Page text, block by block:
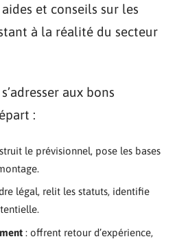
et conseils sur les
à la réalité du secteur
aux bons
:
le prévisionnel, pose les bases
légal, relit les statuts, identifie
: offrent retour d’expérience,